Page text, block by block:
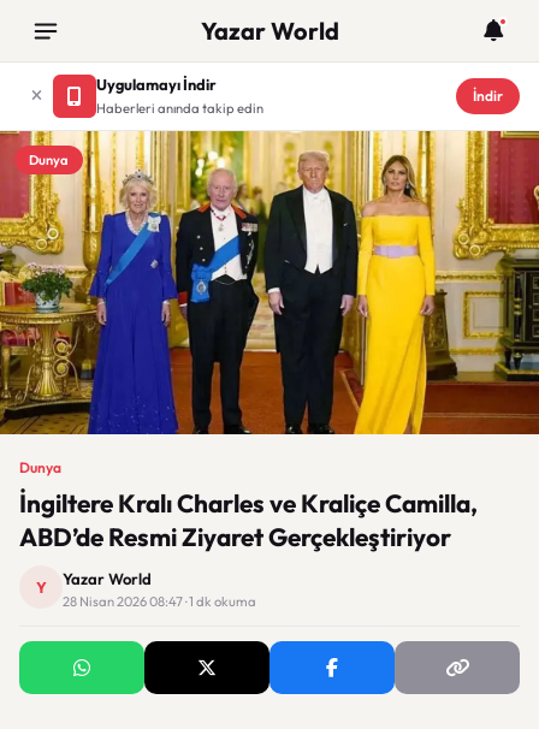
Yazar World
Uygulamayı İndir
Haberleri anında takip edin
İndir
Dunya
Dunya
İngiltere Kralı Charles ve Kraliçe Camilla,
ABD’de Resmi Ziyaret Gerçekleştiriyor
Y Yazar World
28 Nisan 2026 08:47 · 1 dk okuma